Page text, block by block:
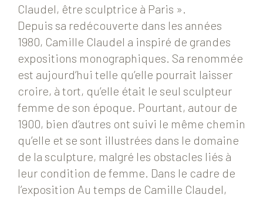
Claudel, être sculptrice à Paris ».
Depuis sa redécouverte dans les années
1980, Camille Claudel a inspiré de grandes
expositions monographiques. Sa renommée
est aujourd’hui telle qu’elle pourrait laisser
croire, à tort, qu’elle était le seul sculpteur
femme de son époque. Pourtant, autour de
1900, bien d’autres ont suivi le même chemin
qu’elle et se sont illustrées dans le domaine
de la sculpture, malgré les obstacles liés à
leur condition de femme. Dans le cadre de
l’exposition Au temps de Camille Claudel,